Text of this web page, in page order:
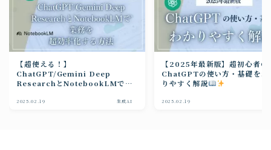
【超使える！】
ChatGPT/Gemini Deep
ResearchとNotebookLMで業
2025.02.19 生成AI
【2025年最新版】超初心者
ChatGPTの使い方・基礎をわ
りやすく解説
2025.02.19